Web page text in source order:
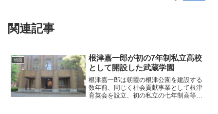
関連記事
朝霞
根津嘉一郎が初の7年制私立高校
として開設した武蔵学園
根津嘉一郎は朝霞の根津公園を建設する
数年前、同じく社会貢献事業として根津
育英会を設立、初の私立の七年制高等学